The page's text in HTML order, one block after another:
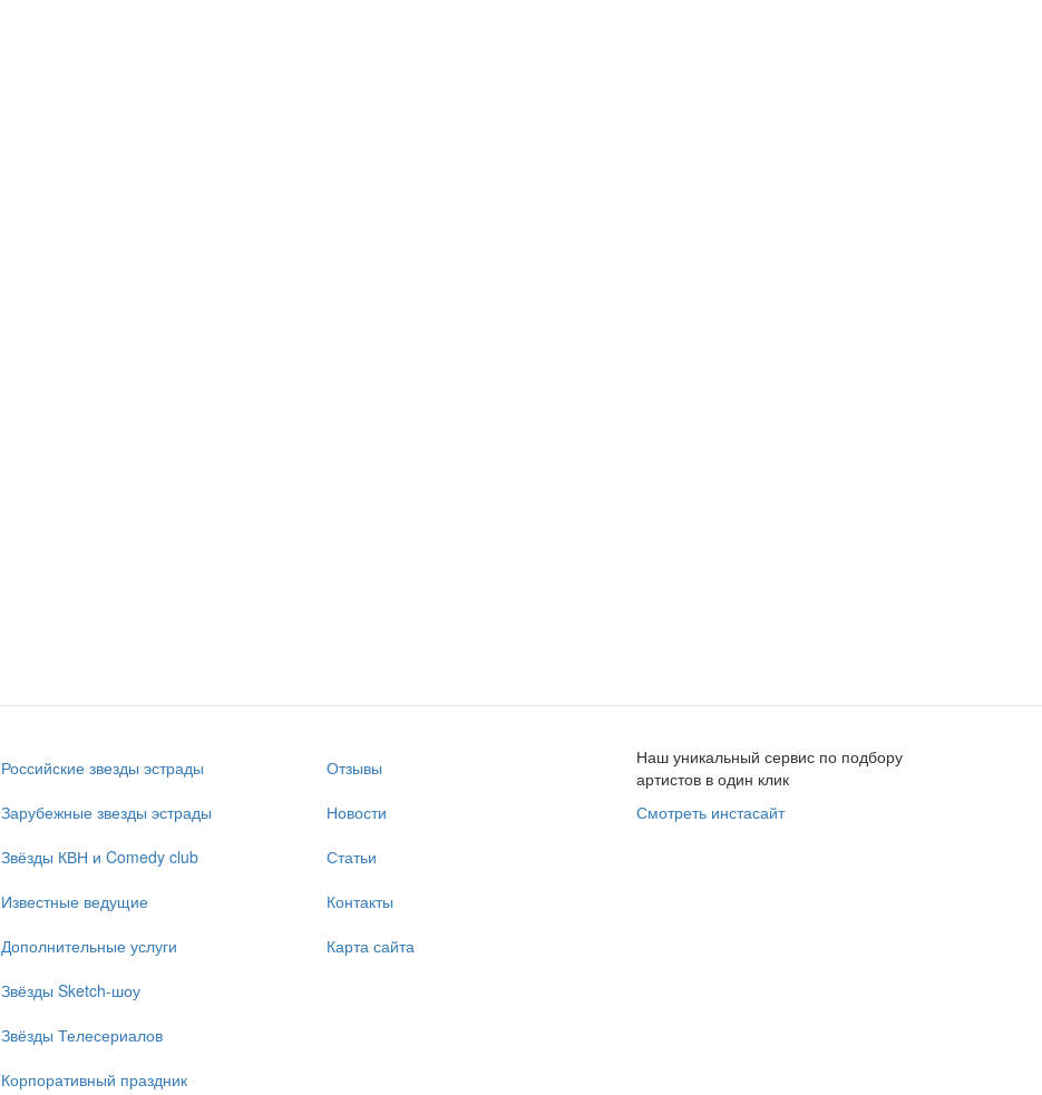
Российские звезды эстрады
Зарубежные звезды эстрады
Звёзды КВН и Comedy club
Известные ведущие
Дополнительные услуги
Звёзды Sketch-шоу
Звёзды Телесериалов
Корпоративный праздник
Отзывы
Новости
Статьи
Контакты
Карта сайта
Наш уникальный сервис по подбору
артистов в один клик
Смотреть инстасайт